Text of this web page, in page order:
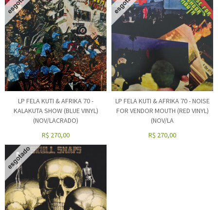
LP FELA KUTI & AFRIKA 70 -
KALAKUTA SHOW (BLUE VINYL)
(NOV/LACRADO)
R$ 270,00
LP FELA KUTI & AFRIKA 70 - NOISE
FOR VENDOR MOUTH (RED VINYL)
(NOV/LA
R$ 270,00